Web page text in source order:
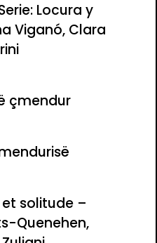
Locura y
Viganó, Clara
çmendur
et solitude –
Quenehen,